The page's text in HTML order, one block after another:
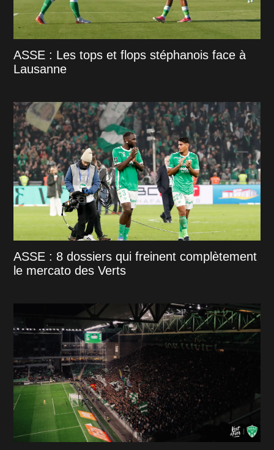
ASSE : Les tops et flops stéphanois face à
Lausanne
ASSE : 8 dossiers qui freinent complètement
le mercato des Verts